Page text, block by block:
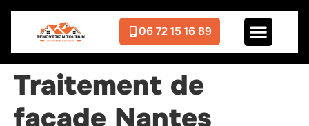
06 72 15 16 89
Traitement de
facade Nantes